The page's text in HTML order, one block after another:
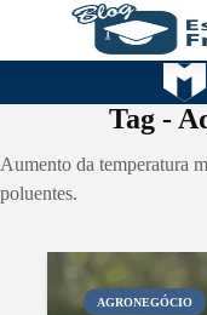
Tag -
Aumento da temperatura
poluentes.
AGRONEGÓCIO